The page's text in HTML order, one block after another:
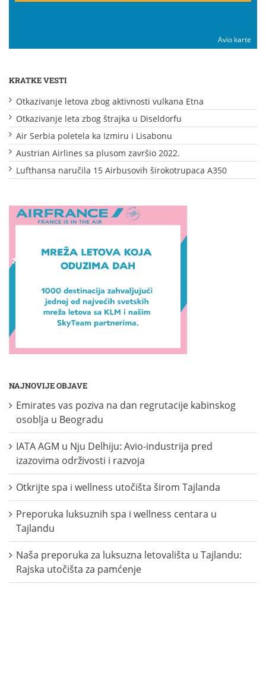
Avio karte
KRATKE VESTI
Otkazivanje letova zbog aktivnosti vulkana Etna
Otkazivanje leta zbog štrajka u Diseldorfu
Air Serbia poletela ka Izmiru i Lisabonu
Austrian Airlines sa plusom završio 2022.
Lufthansa naručila 15 Airbusovih širokotrupaca A350
NAJNOVIJE OBJAVE
Emirates vas poziva na dan regrutacije kabinskog
osoblja u Beogradu
IATA AGM u Nju Delhiju: Avio-industrija pred
izazovima održivosti i razvoja
Otkrijte spa i wellness utočišta širom Tajlanda
Preporuka luksuznih spa i wellness centara u
Tajlandu
Naša preporuka za luksuzna letovališta u Tajlandu:
Rajska utočišta za pamćenje